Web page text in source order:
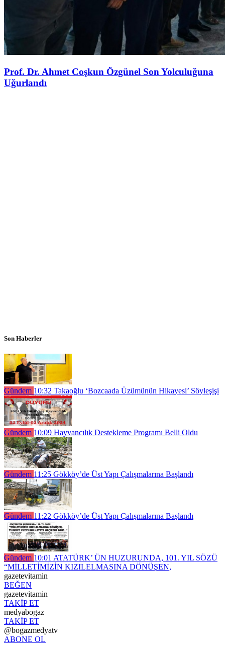
Prof. Dr. Ahmet Coşkun Özgünel Son Yolculuğuna
Uğurlandı
Son Haberler
Gündem 10:32 Takaoğlu ‘Bozcaada Üzümünün Hikayesi’ Söyleşişi
Gündem 10:09 Hayvancılık Destekleme Programı Belli Oldu
Gündem 11:25 Gökköy’de Üst Yapı Çalışmalarına Başlandı
Gündem 11:22 Gökköy’de Üst Yapı Çalışmalarına Başlandı
Gündem 10:01 ATATÜRK’ ÜN HUZURUNDA, 101. YIL SÖZÜ
“MİLLETİMİZİN KIZILELMASINA DÖNÜŞEN,
gazetevitamin
BEĞEN
gazetevitamin
TAKİP ET
medyabogaz
TAKİP ET
@bogazmedyatv
ABONE OL